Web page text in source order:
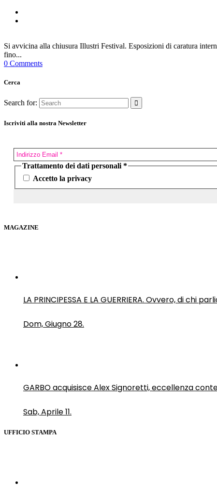
Si avvicina alla chiusura Illustri Festival. Esposizioni di caratura
fino...
0 Comments
Cerca
Search for:
Iscriviti alla nostra Newsletter
Trattamento dei dati personali *
Accetto la privacy
MAGAZINE
LA PRINCIPESSA E LA GUERRIERA. Ovvero, di chi
Dom, Giugno 28.
GARBO acquisisce Alex Signoretti, eccellenza
Sab, Aprile 11.
UFFICIO STAMPA